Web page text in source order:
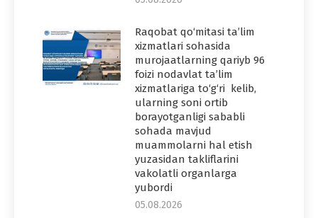
Raqobat qo‘mitasi ta’lim
xizmatlari sohasida
murojaatlarning qariyb 96
foizi nodavlat ta’lim
xizmatlariga to‘g‘ri kelib,
ularning soni ortib
borayotganligi sababli
sohada mavjud
muammolarni hal etish
yuzasidan takliflarini
vakolatli organlarga
yubordi
05.08.2026